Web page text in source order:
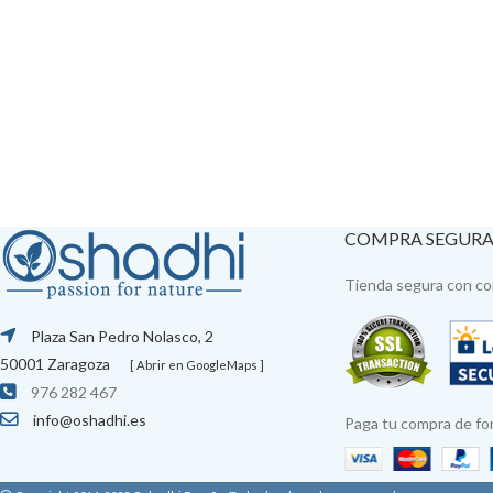
Plaza San Pedro Nolasco, 2
50001 Zaragoza
[ Abrir en GoogleMaps ]
976 282 467
info@oshadhi.es
COMPRA SEGURA
Tienda segura con
Paga tu compra de